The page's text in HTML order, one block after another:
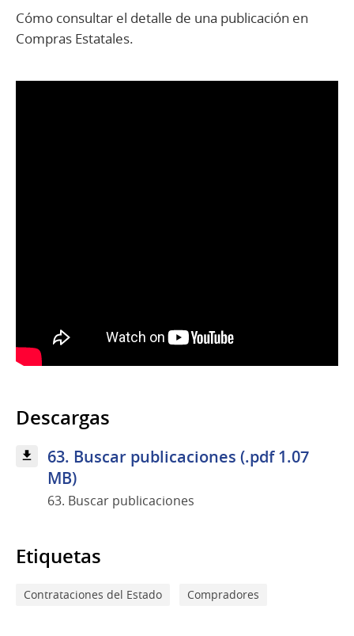
Cómo consultar el detalle de una publicación en
Compras Estatales.
Descargas
63. Buscar publicaciones (.pdf 1.07
MB)
63. Buscar publicaciones
Etiquetas
Contrataciones del Estado Compradores